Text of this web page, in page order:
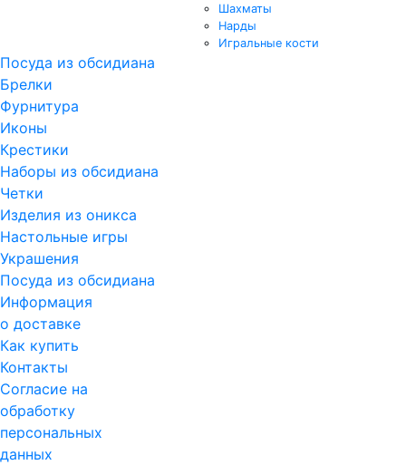
Шахматы
Нарды
Игральные кости
Посуда из обсидиана
Брелки
Фурнитура
Иконы
Крестики
Наборы из обсидиана
Четки
Изделия из оникса
Настольные игры
Украшения
Посуда из обсидиана
Информация
о доставке
Как купить
Контакты
Согласие на
обработку
персональных
данных